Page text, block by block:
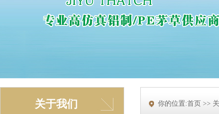
关于我们 你的位置:首页 >>